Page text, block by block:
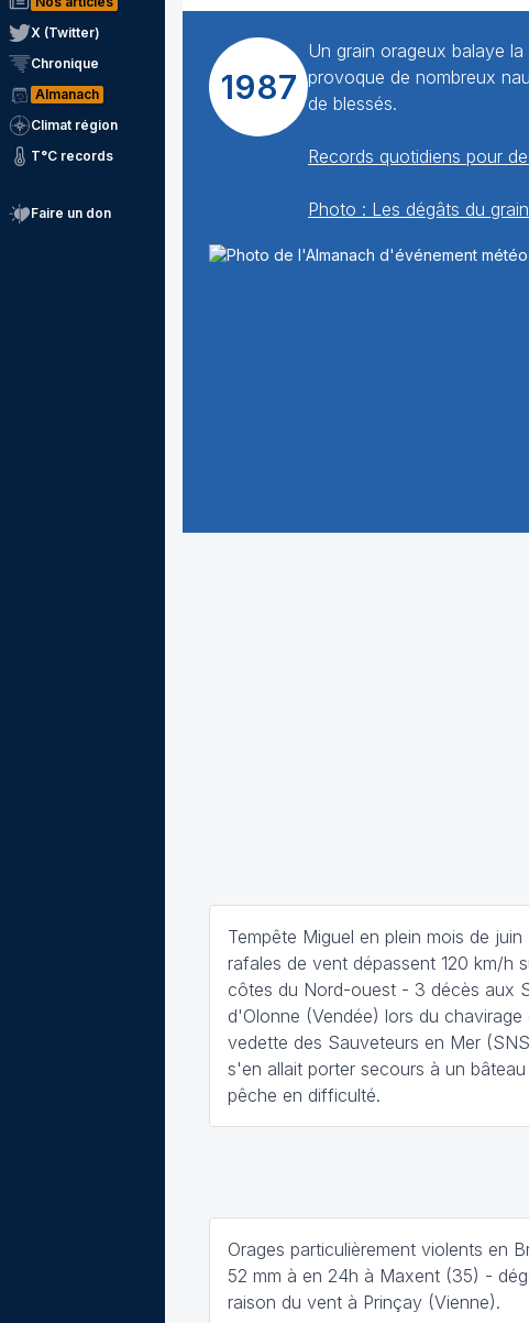
X (Twitter)
Chronique
Almanach
Climat région
T°C records
Faire un don
1987
Un grain orageux balaye
provoque de nombreux
de blessés.
Records quotidiens pour
Photo : Les dégâts du
Tempête Miguel en plein mois de juin
rafales de vent dépassent 120 km/h
côtes du Nord-ouest - 3 décès aux
d'Olonne (Vendée) lors du chavirage
vedette des Sauveteurs en Mer
s'en allait porter secours à un bâteau
pêche en difficulté.
Orages particulièrement violents en
52 mm à en 24h à Maxent (35) -
raison du vent à Prinçay (Vienne).